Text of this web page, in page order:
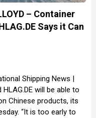
– Container
Says it Can
Shipping News |
will be able to
Chinese products, its
“It is too early to